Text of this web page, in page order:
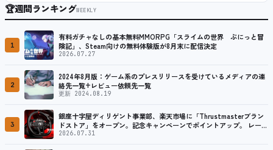
🏆週間ランキングWEEKLY
1
有料ガチャなしの基本無料MMORPG「スライムの世界 ぷにっと冒
険記」、Steam向けの無料体験版が8月末に配信決定
2026.07.27
2
2024年8月版：ゲーム系のプレスリリースを受けているメディアの連
絡先一覧+レビュー依頼先一覧
更新 2024.08.19
3
銀座十字屋ディリゲント事業部、楽天市場に「Thrustmasterブラン
ドストア」をオープン。記念キャンペーンでポイントアップ。 レーシ
ング／フライトシム向けコントローラーを中心に、幅広くラインナッ
2026.07.31